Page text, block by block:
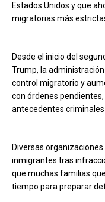
Estados Unidos y que
migratorias más
Desde el inicio del
Trump, la
control migratorio y
con órdenes
antecedentes criminales
Diversas
inmigrantes tras
que muchas familias
tiempo para preparar